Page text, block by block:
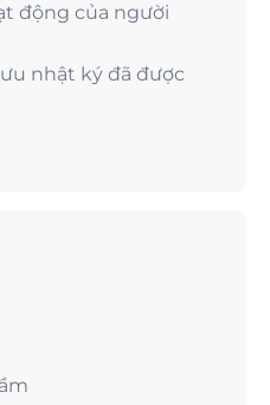
động của người
nhật ký đã được